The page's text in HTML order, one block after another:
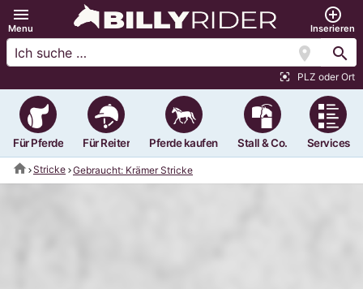
menu
Menu
add_circle_outline
Inserieren
location_on search
center_focus_strong PLZ oder Ort
Für Pferde Für Reiter Pferde kaufen Stall & Co. Services
home Stricke Gebraucht: Krämer Stricke